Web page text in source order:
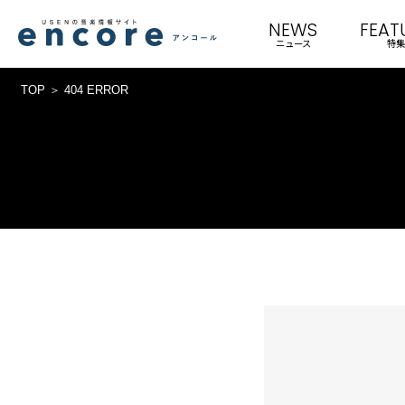
NEWS
ニュース 特集
TOP 404 ERROR